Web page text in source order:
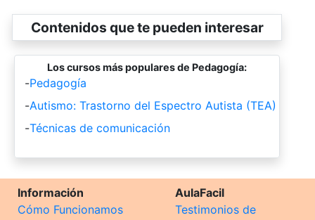
Contenidos que te pueden interesar
Los cursos más populares de Pedagogía:
-Pedagogía
-Autismo: Trastorno del Espectro Autista (TEA)
-Técnicas de comunicación
Información
Cómo Funcionamos
AulaFacil
Testimonios de